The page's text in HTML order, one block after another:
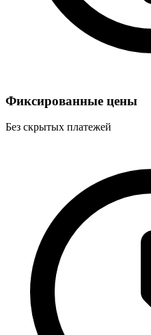
Фиксированные цены
Без скрытых платежей